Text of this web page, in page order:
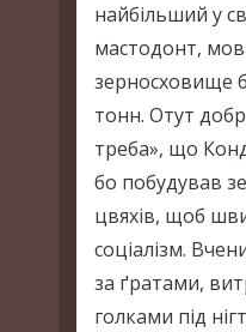
найбільший у
мастодонт,
зерносховище
тонн. Отут
треба», що
бо побудував
цвяхів, щоб
соціалізм.
за ґратами,
голками під